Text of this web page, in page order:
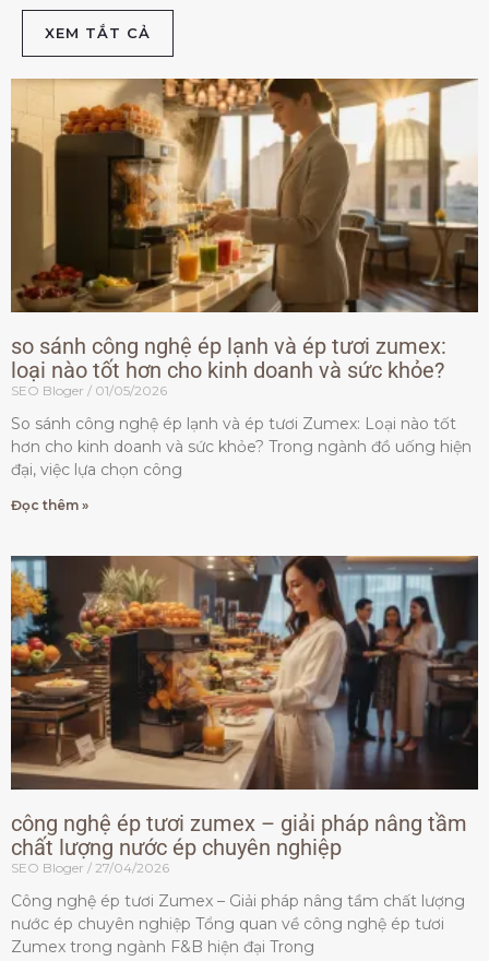
XEM TẮT CẢ
so sánh công nghệ ép lạnh và ép tươi zumex:
loại nào tốt hơn cho kinh doanh và sức khỏe?
SEO Bloger 01/05/2026
So sánh công nghệ ép lạnh và ép tươi Zumex: Loại nào tốt
hơn cho kinh doanh và sức khỏe? Trong ngành đồ uống hiện
đại, việc lựa chọn công
Đọc thêm »
công nghệ ép tươi zumex – giải pháp nâng tầm
chất lượng nước ép chuyên nghiệp
SEO Bloger 27/04/2026
Công nghệ ép tươi Zumex – Giải pháp nâng tầm chất lượng
nước ép chuyên nghiệp Tổng quan về công nghệ ép tươi
Zumex trong ngành F&B hiện đại Trong